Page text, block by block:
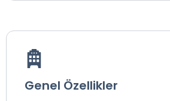
Genel Özellikler